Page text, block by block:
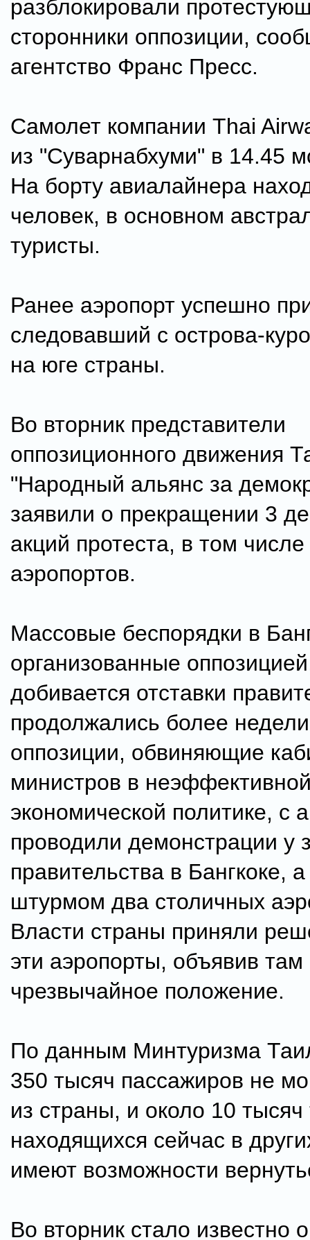
разблокировали
сторонники оппозиции,
агентство Франс Пресс.
Самолет компании Thai
из "Суварнабхуми" в 14.45
На борту авиалайнера
человек, в основном
туристы.
Ранее аэропорт успешно
следовавший с острова-
на юге страны.
Во вторник представители
оппозиционного движения
"Народный альянс за
заявили о прекращении 3
акций протеста, в том
аэропортов.
Массовые беспорядки в
организованные
добивается отставки
продолжались более
оппозиции, обвиняющие
министров в
экономической политике, с
проводили демонстрации у
правительства в Бангкоке,
штурмом два столичных
Власти страны приняли
эти аэропорты, объявив там
чрезвычайное положение.
По данным Минтуризма
350 тысяч пассажиров не
из страны, и около 10 тысяч
находящихся сейчас в
имеют возможности
Во вторник стало известно